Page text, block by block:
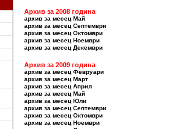
Архив за 2008 година
архив за месец Май
архив за месец Септември
архив за месец Октомври
архив за месец Ноември
архив за месец Декември
Архив за 2009 година
архив за месец Февруари
архив за месец Март
архив за месец Април
архив за месец Май
архив за месец Юли
архив за месец Септември
архив за месец Октомври
архив за месец Ноември